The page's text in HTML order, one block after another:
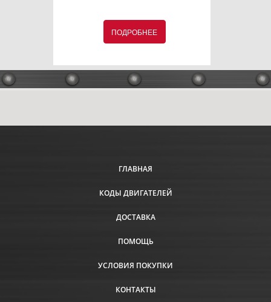
ПОДРОБНЕЕ
ГЛАВНАЯ
КОДЫ ДВИГАТЕЛЕЙ
ДОСТАВКА
ПОМОЩЬ
УСЛОВИЯ ПОКУПКИ
КОНТАКТЫ